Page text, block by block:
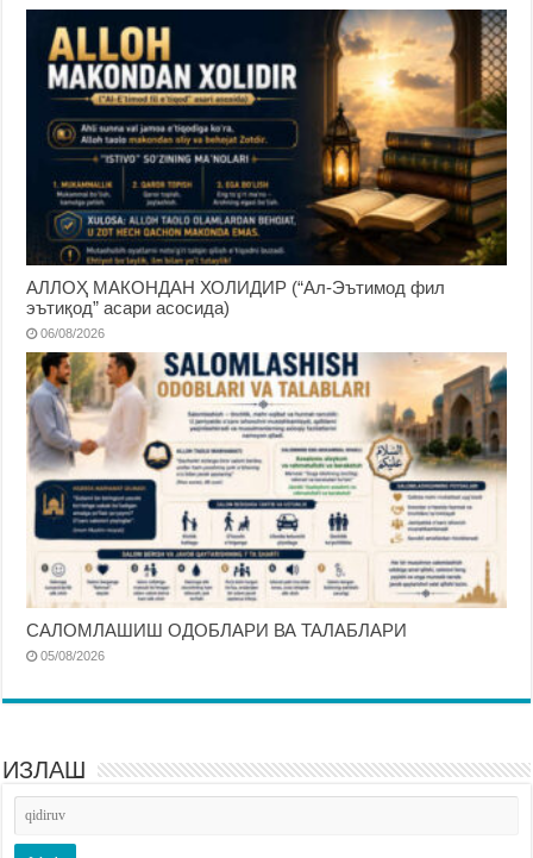
АЛЛОҲ МАКОНДАН ХОЛИДИР (“Ал-Эътимод фил
эътиқод” асари асосида)
06/08/2026
САЛОМЛАШИШ ОДОБЛАРИ ВА ТАЛАБЛАРИ
05/08/2026
ИЗЛАШ